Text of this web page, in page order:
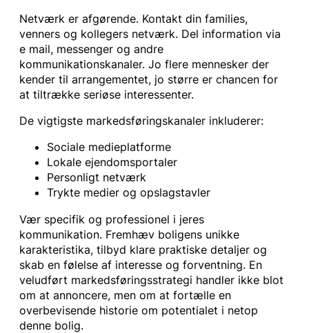
Netværk er afgørende. Kontakt din families,
venners og kollegers netværk. Del information via
e mail, messenger og andre
kommunikationskanaler. Jo flere mennesker der
kender til arrangementet, jo større er chancen for
at tiltrække seriøse interessenter.
De vigtigste markedsføringskanaler inkluderer:
Sociale medieplatforme
Lokale ejendomsportaler
Personligt netværk
Trykte medier og opslagstavler
Vær specifik og professionel i jeres
kommunikation. Fremhæv boligens unikke
karakteristika, tilbyd klare praktiske detaljer og
skab en følelse af interesse og forventning. En
veludført markedsføringsstrategi handler ikke blot
om at annoncere, men om at fortælle en
overbevisende historie om potentialet i netop
denne bolig.